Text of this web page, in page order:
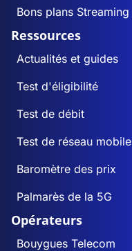
Bons plans Streaming
Ressources
Actualités et guides
Test d'éligibilité
Test de débit
Test de réseau mobile
Baromètre des prix
Palmarès de la 5G
Opérateurs
Bouygues Telecom